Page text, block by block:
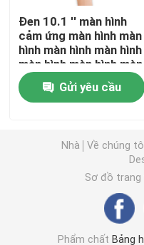
Bảng điều khiển cảm
Bảng điều khiển cảm
Bảng điều khiển cảm
Hiển thị liên kết quang
Mô-đun hiển thị màn
Đen 10.1 '' màn hình
cảm ứng màn hình màn
hình màn hình màn hình
màn hình màn hình màn
hình màn hình màn hình
màn hình màn hình màn
hình màn hình màn hình
màn hình màn hình màn
hình màn hình màn hình
màn hình màn hình màn
hình màn hình màn hình
màn hình màn hình màn
hình màn hình màn hình
màn hình màn hình màn
Gửi yêu cầu
Nhà Về chúng
Sơ đồ trang
Phẩm chất Bảng